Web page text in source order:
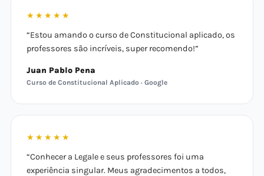
★★★★★
“Estou amando o curso de Constitucional aplicado, os
professores são incríveis, super recomendo!”
Juan Pablo Pena
Curso de Constitucional Aplicado · Google
★★★★★
“Conhecer a Legale e seus professores foi uma
experiência singular. Meus agradecimentos a todos,